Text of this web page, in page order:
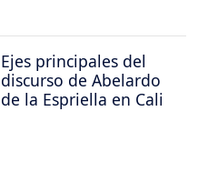
Ejes principales del
discurso de Abelardo
de la Espriella en Cali